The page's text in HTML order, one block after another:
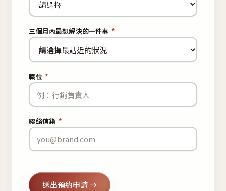
三個月內最想解決的一件事 *
職位 *
聯絡信箱 *
送出預約申請 →